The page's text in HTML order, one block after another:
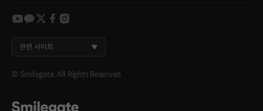
youtube
kakao
twitter
facebook
instagram
관련 사이트
© Smilegate. All Rights Reserved.